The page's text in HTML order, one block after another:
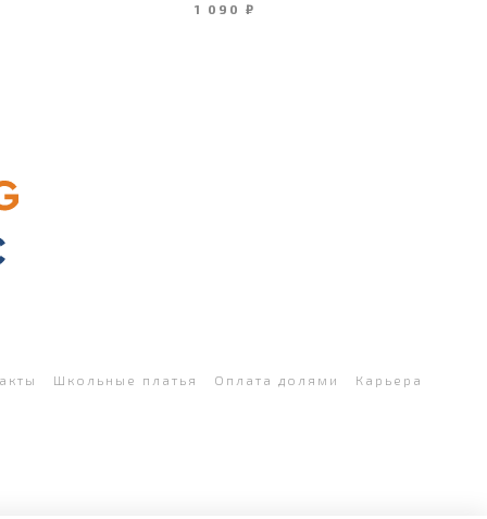
1 090 ₽
Школьные платья Оплата долями Карьера